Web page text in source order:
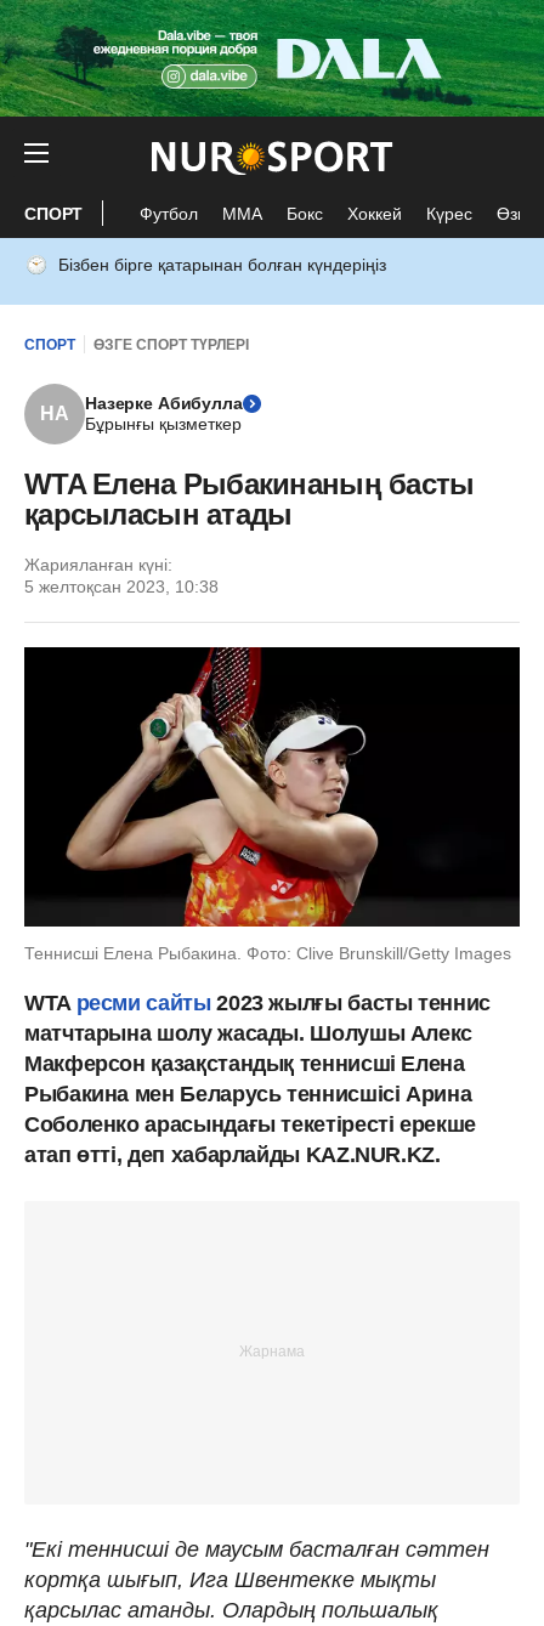
СПОРТ Футбол ММА Бокс Хоккей Күрес Өзге
Бізбен бірге қатарынан болған күндеріңіз
СПОРТ ӨЗГЕ СПОРТ ТҮРЛЕРІ
НА
Назерке Абибулла
Бұрынғы қызметкер
WTA Елена Рыбакинаның басты
қарсыласын атады
Жарияланған күні:
5 желтоқсан 2023, 10:38
Теннисші Елена Рыбакина. Фото: Clive Brunskill/Getty Images
WTA ресми сайты2023 жылғы басты теннис
матчтарына шолу жасады. Шолушы Алекс
Макферсон қазақстандық теннисші Елена
Рыбакина мен Беларусь теннисшісі Арина
Соболенко арасындағы текетіресті ерекше
атап өтті, деп хабарлайды KAZ.NUR.KZ.
"Екі теннисші де маусым басталған сәттен
кортқа шығып, Ига Швентекке мықты
қарсылас атанды. Олардың польшалық